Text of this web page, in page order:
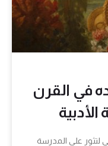
في القرن
لتثور على المدرسة